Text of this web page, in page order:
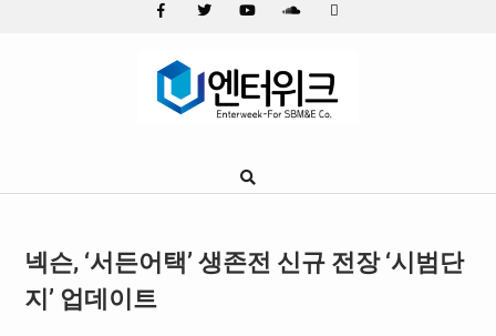
Google
넥슨, ‘서든어택’ 생존전 신규 전장 ‘시범단
지’ 업데이트